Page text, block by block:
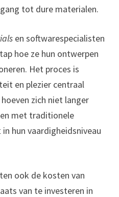
tot dure materialen.
en softwarespecialisten
hoe ze hun ontwerpen
Het proces is
en plezier centraal
zich niet langer
met traditionele
hun vaardigheidsniveau
ook de kosten van
van te investeren in